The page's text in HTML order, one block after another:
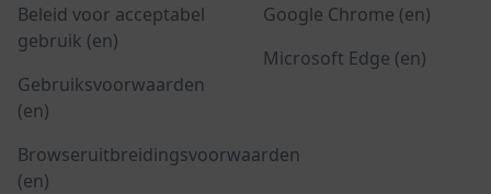
Beleid voor acceptabel
gebruik (en)
Gebruiksvoorwaarden
(en)
Browseruitbreidingsvoorwaarden
(en)
Google Chrome (en)
Microsoft Edge (en)